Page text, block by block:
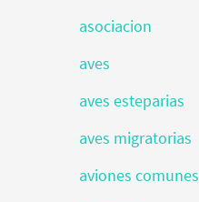
asociacion
aves
aves esteparias
aves migratorias
aviones comunes